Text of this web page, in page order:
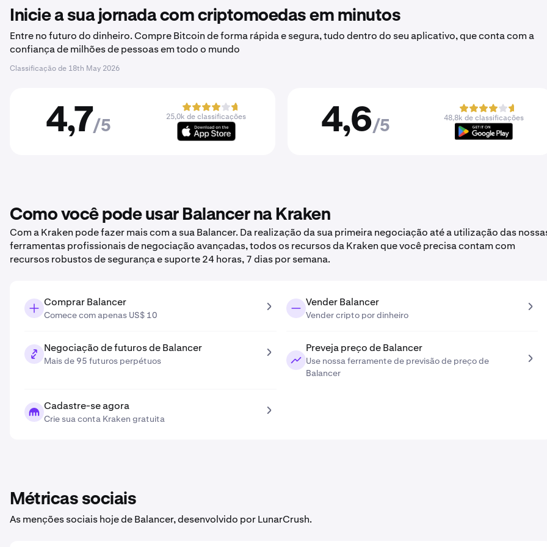
Inicie a sua jornada com criptomoedas em minutos
Entre no futuro do dinheiro. Compre Bitcoin de forma rápida e segura, tudo dentro do seu aplicativo, que conta com a
confiança de milhões de pessoas em todo o mundo
Classificação de 18th May 2026
4,7/5
25,0k de classificações 4,6/5
48,8k de classificações
Como você pode usar Balancer na Kraken
Com a Kraken pode fazer mais com a sua Balancer. Da realização da sua primeira negociação até a utilização das
ferramentas profissionais de negociação avançadas, todos os recursos da Kraken que você precisa contam com
recursos robustos de segurança e suporte 24 horas, 7 dias por semana.
Comprar Balancer
Comece com apenas US$ 10
Vender Balancer
Vender cripto por dinheiro
Negociação de futuros de Balancer
Mais de 95 futuros perpétuos
Preveja preço de Balancer
Use nossa ferramente de previsão de preço de
Balancer
Cadastre-se agora
Crie sua conta Kraken gratuita
Métricas sociais
As menções sociais hoje de Balancer, desenvolvido por LunarCrush.